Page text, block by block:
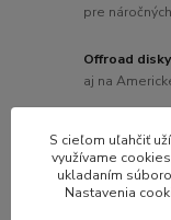
pre náročných
Offroad
aj na
Plechové
takmer na
S cieľom uľahčiť
využívame
ukladaním
Nastavenia